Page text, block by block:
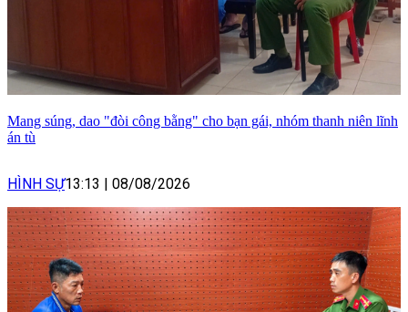
Mang súng, dao "đòi công bằng" cho bạn gái, nhóm thanh niên lĩnh
án tù
HÌNH SỰ13:13 08/08/2026